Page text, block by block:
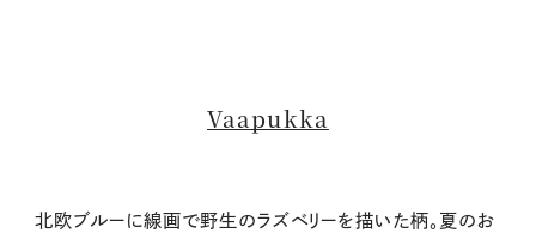
Vaapukka
北欧ブルーに線画で野生のラズベリーを描いた柄。夏のお